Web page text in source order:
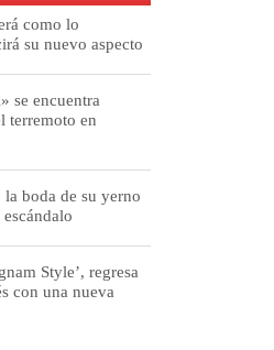
como lo
su nuevo aspecto
se encuentra
terremoto en
boda de su yerno
Style’, regresa
con una nueva